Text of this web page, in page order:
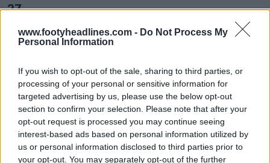
www.footyheadlines.com - Do Not Process My
Personal Information
If you wish to opt-out of the sale, sharing to third parties, or
processing of your personal or sensitive information for
targeted advertising by us, please use the below opt-out
section to confirm your selection. Please note that after your
opt-out request is processed you may continue seeing
interest-based ads based on personal information utilized by
us or personal information disclosed to third parties prior to
your opt-out. You may separately opt-out of the further
27